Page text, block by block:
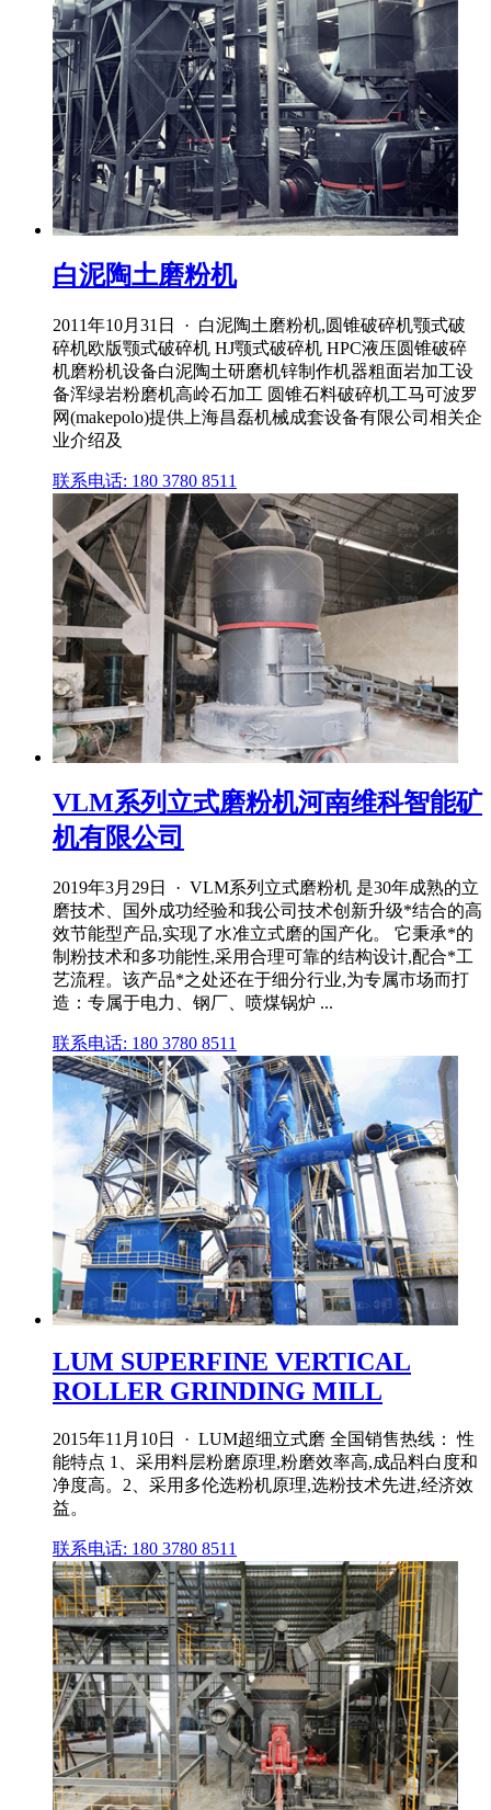
白泥陶土磨粉机
2011年10月31日 · 白泥陶土磨粉机,圆锥破碎机颚式破
碎机欧版颚式破碎机 HJ颚式破碎机 HPC液压圆锥破碎
机磨粉机设备白泥陶土研磨机锌制作机器粗面岩加工设
备浑绿岩粉磨机高岭石加工 圆锥石料破碎机工马可波罗
网(makepolo)提供上海昌磊机械成套设备有限公司相关企
业介绍及
联系电话: 180 3780 8511
VLM系列立式磨粉机河南维科智能矿
机有限公司
2019年3月29日 · VLM系列立式磨粉机 是30年成熟的立
磨技术、国外成功经验和我公司技术创新升级*结合的高
效节能型产品,实现了水准立式磨的国产化。 它秉承*的
制粉技术和多功能性,采用合理可靠的结构设计,配合*工
艺流程。该产品*之处还在于细分行业,为专属市场而打
造：专属于电力、钢厂、喷煤锅炉 ...
联系电话: 180 3780 8511
LUM SUPERFINE VERTICAL
ROLLER GRINDING MILL
2015年11月10日 · LUM超细立式磨 全国销售热线： 性
能特点 1、采用料层粉磨原理,粉磨效率高,成品料白度和
净度高。2、采用多伦选粉机原理,选粉技术先进,经济效
益。
联系电话: 180 3780 8511